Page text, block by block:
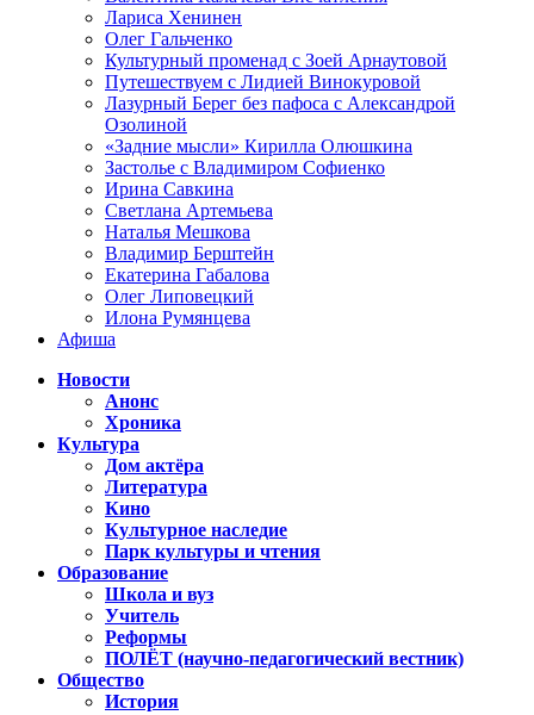
Лариса Хенинен
Олег Гальченко
Культурный променад с Зоей Арнаутовой
Путешествуем с Лидией Винокуровой
Лазурный Берег без пафоса с Александрой
Озолиной
«Задние мысли» Кирилла Олюшкина
Застолье с Владимиром Софиенко
Ирина Савкина
Светлана Артемьева
Наталья Мешкова
Владимир Берштейн
Екатерина Габалова
Олег Липовецкий
Илона Румянцева
Афиша
Новости
Анонс
Хроника
Культура
Дом актёра
Литература
Кино
Культурное наследие
Парк культуры и чтения
Образование
Школа и вуз
Учитель
Реформы
ПОЛЁТ (научно-педагогический вестник)
Общество
История